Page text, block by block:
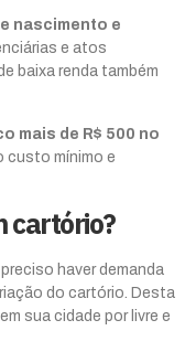
nascimento e
e atos
baixa renda também
mais de R$ 500 no
custo mínimo e
cartório?
preciso haver demanda
do cartório. Desta
sua cidade por livre e